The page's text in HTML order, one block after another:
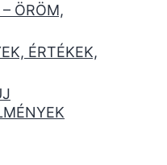
ÖRÖM,
ÉRTÉKEK,